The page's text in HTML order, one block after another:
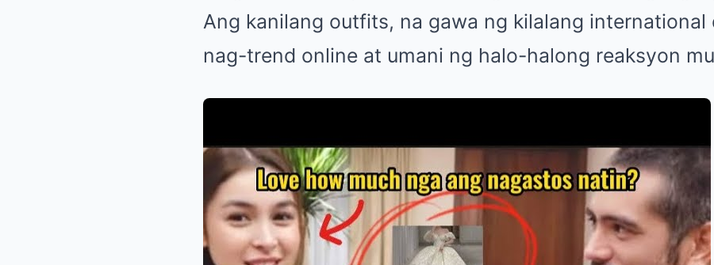
Ang kanilang outfits, na gawa ng kilalang international
nag-trend online at umani ng halo-halong reaksyon